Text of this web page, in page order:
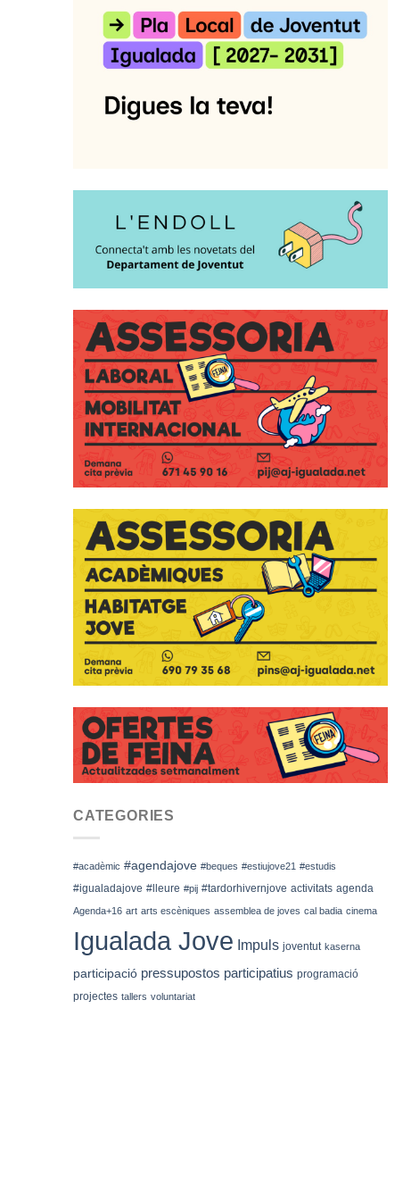
CATEGORIES
#acadèmic #agendajove #beques #estiujove21 #estudis
#igualadajove #lleure #pij #tardorhivernjove activitats agenda
Agenda+16 art arts escèniques assemblea de joves cal badia cinema
Igualada Jove Impuls joventut kaserna
participació pressupostos participatius programació
projectes tallers voluntariat